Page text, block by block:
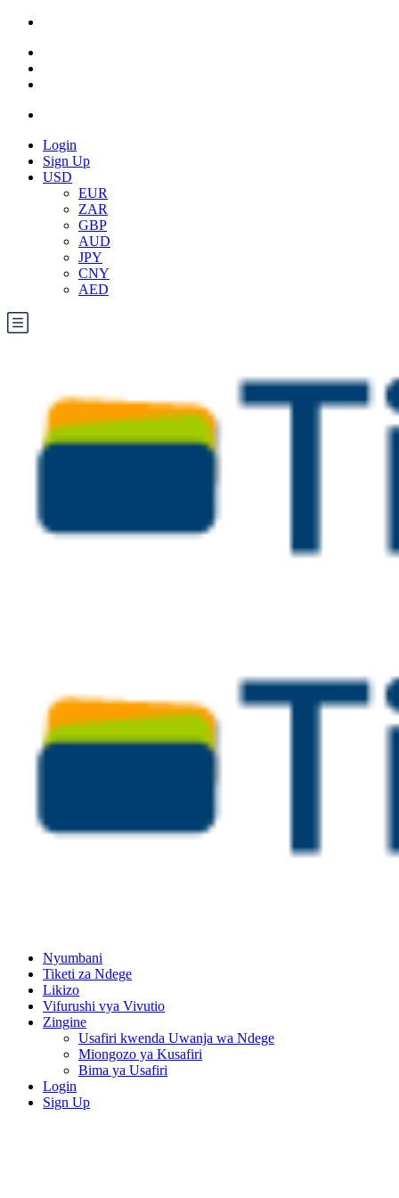
Login
Sign Up
USD
EUR
ZAR
GBP
AUD
JPY
CNY
AED
Nyumbani
Tiketi za Ndege
Likizo
Vifurushi vya Vivutio
Zingine
Usafiri kwenda Uwanja wa Ndege
Miongozo ya Kusafiri
Bima ya Usafiri
Login
Sign Up